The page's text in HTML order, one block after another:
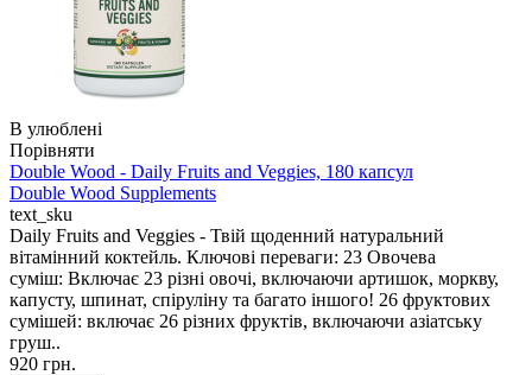
В улюблені
Порівняти
Double Wood - Daily Fruits and Veggies, 180 капсул
Double Wood Supplements
text_sku
Daily Fruits and Veggies - Твій щоденний натуральний
вітамінний коктейль. Ключові переваги: 23 Овочева
суміш: Включає 23 різні овочі, включаючи артишок, моркву,
капусту, шпинат, спіруліну та багато іншого! 26 фруктових
сумішей: включає 26 різних фруктів, включаючи азіатську
груш..
920 грн.